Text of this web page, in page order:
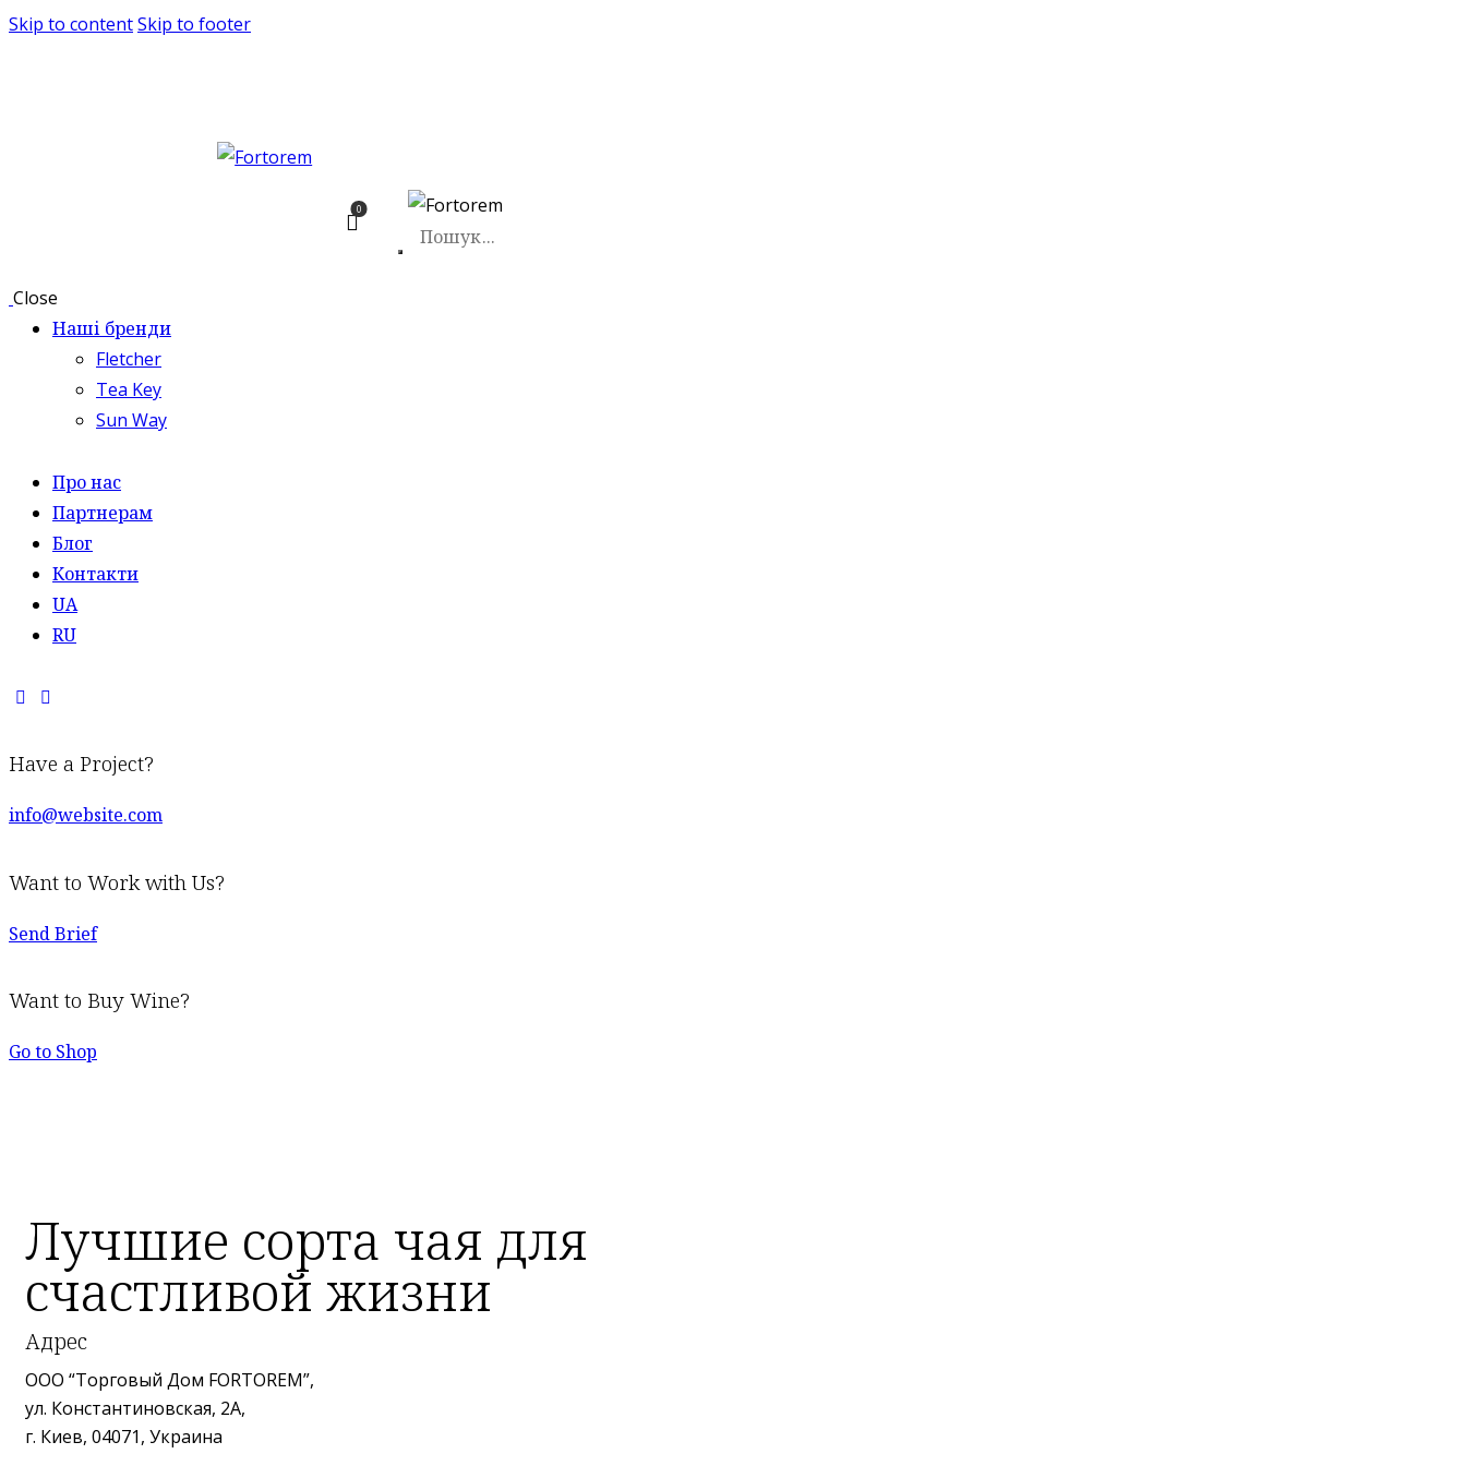
Skip to contentSkip to footer
0
Close
Наші бренди
Fletcher
Tea Key
Sun Way
Про нас
Партнерам
Блог
Контакти
UA
RU
Have a Project?
info@website.com
Want to Work with Us?
Send Brief
Want to Buy Wine?
Go to Shop
Лучшие сорта чая для
счастливой жизни
Адрес
ООО “Торговый Дом FORTOREM”,
ул. Константиновская, 2А,
г. Киев, 04071, Украина